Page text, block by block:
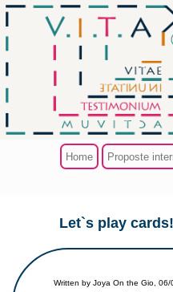
Salta al contenuto principale
Home Proposte
Let`s play cards!
Tu sei qui
Written by Joya On the Gio, 06/